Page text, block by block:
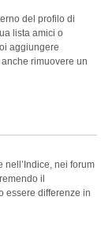
del profilo di
lista amici o
aggiungere
rimuovere un
nei forum
il
essere differenze in